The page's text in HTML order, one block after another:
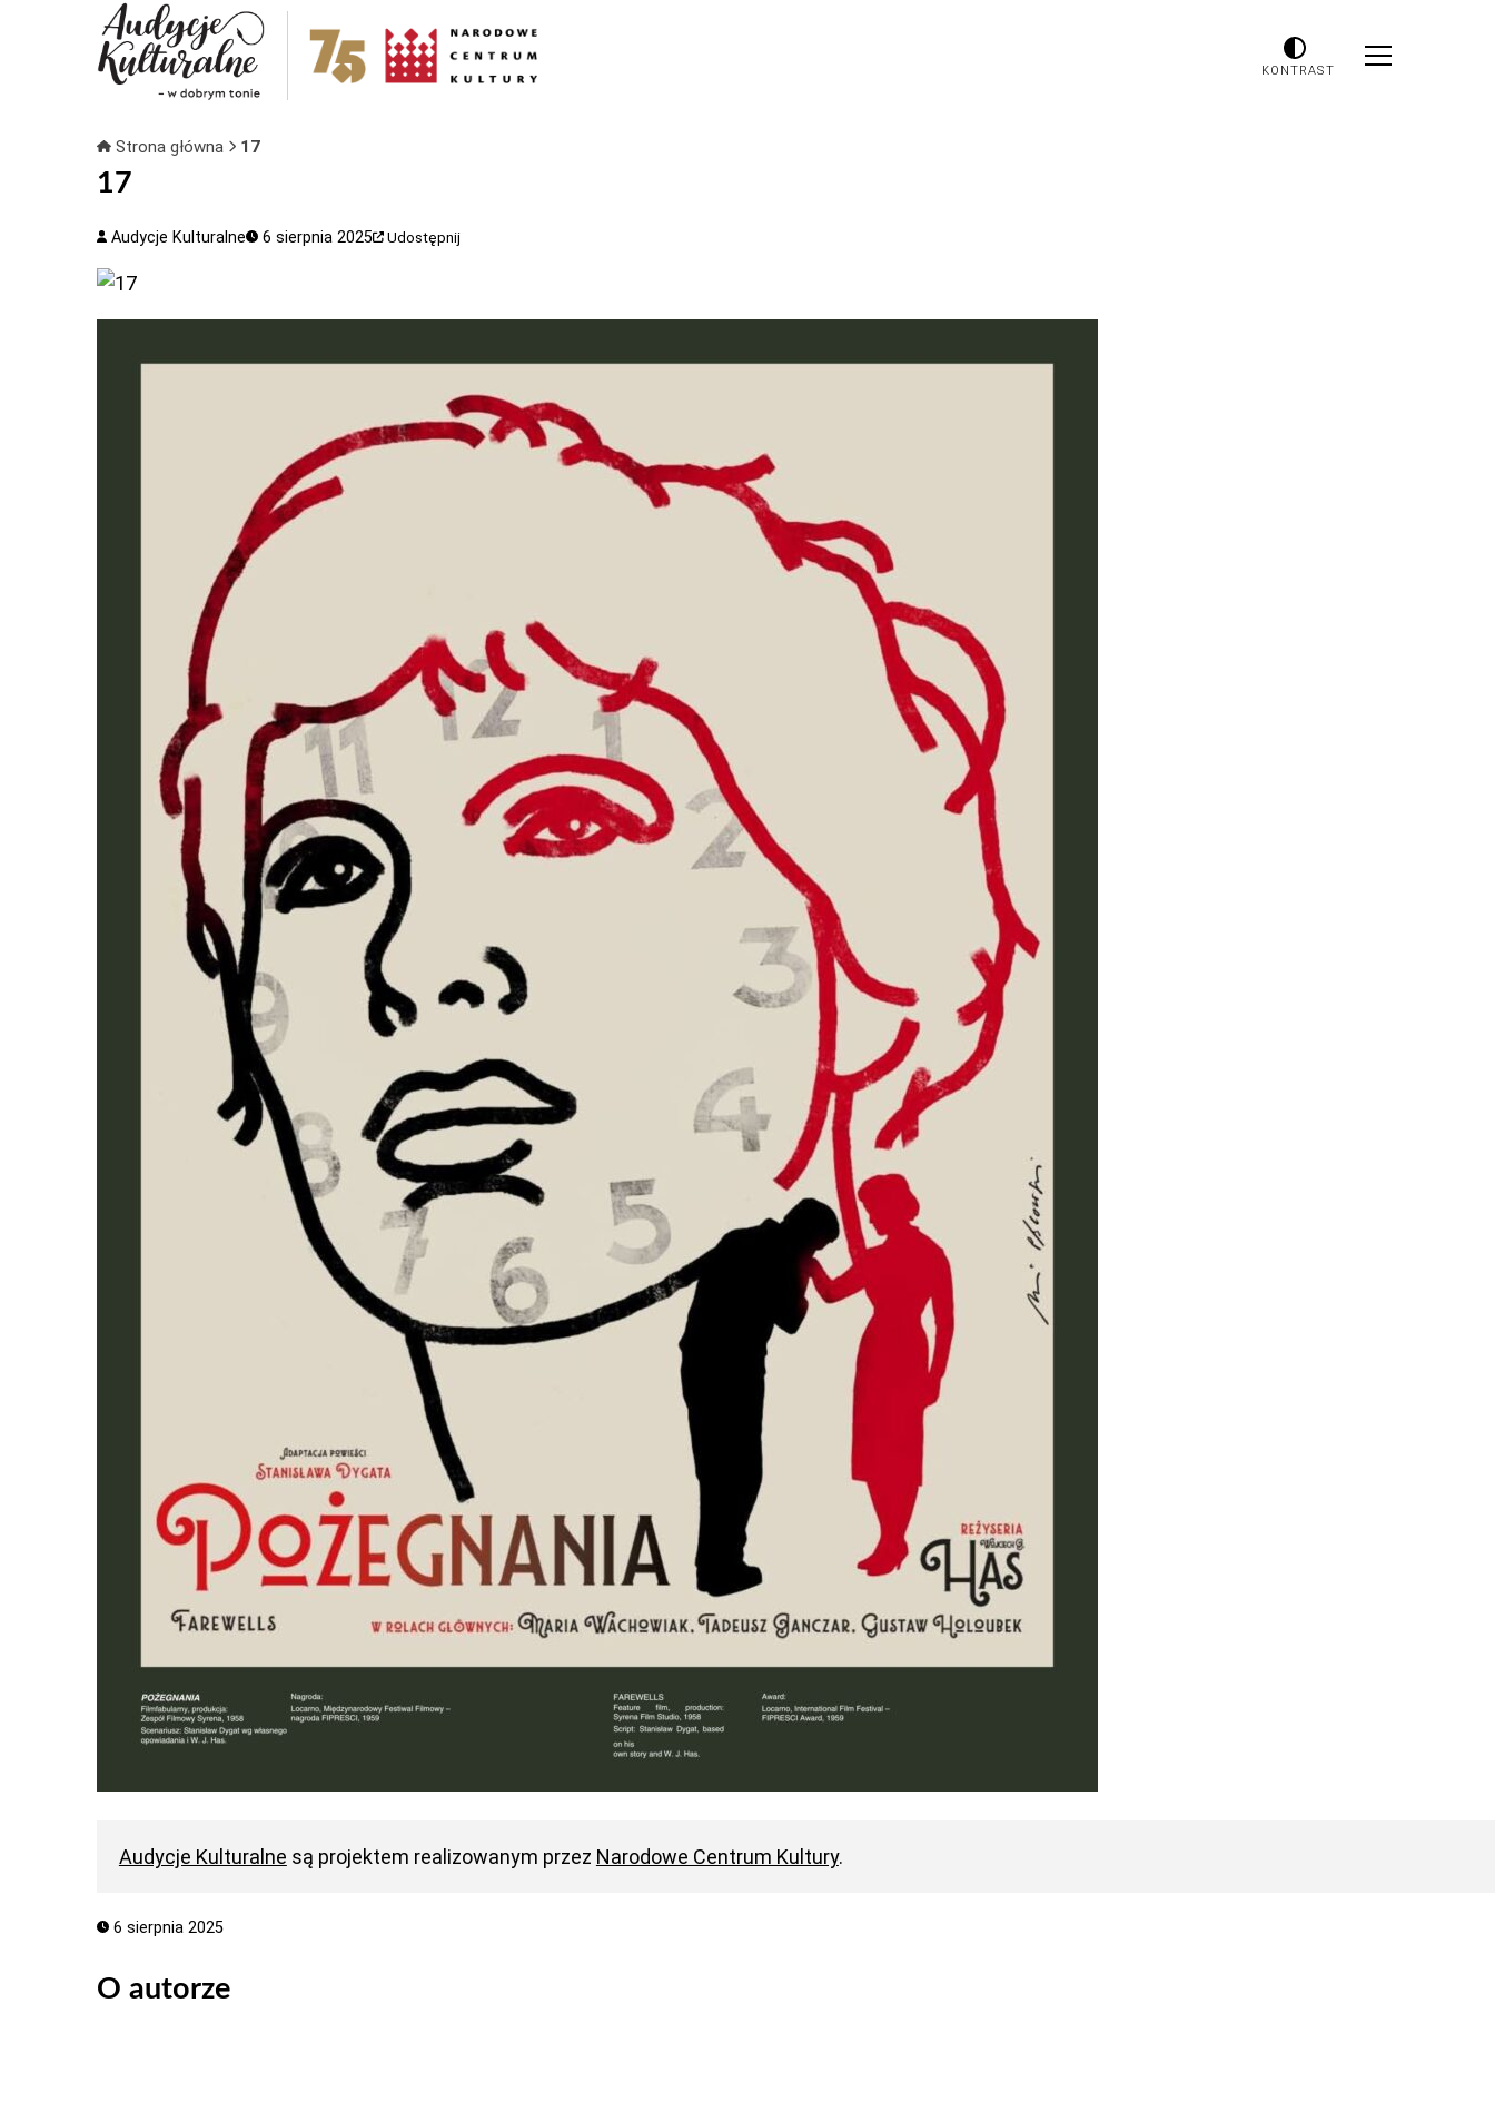
KONTRAST
Strona główna 17
17
Audycje Kulturalne 6 sierpnia 2025 Udostępnij
Audycje Kulturalne są projektem realizowanym przez Narodowe Centrum Kultury.
6 sierpnia 2025
O autorze